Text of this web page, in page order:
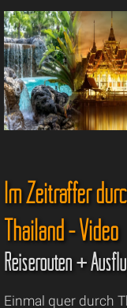
Im Zeitraffer
Thailand - Video
Reiserouten +
Einmal quer durch